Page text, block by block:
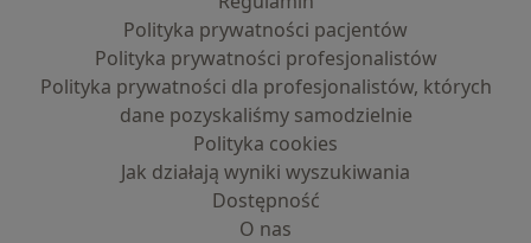
Polityka prywatności pacjentów
Polityka prywatności profesjonalistów
Polityka prywatności dla profesjonalistów, których
dane pozyskaliśmy samodzielnie
Polityka cookies
Jak działają wyniki wyszukiwania
Dostępność
O nas